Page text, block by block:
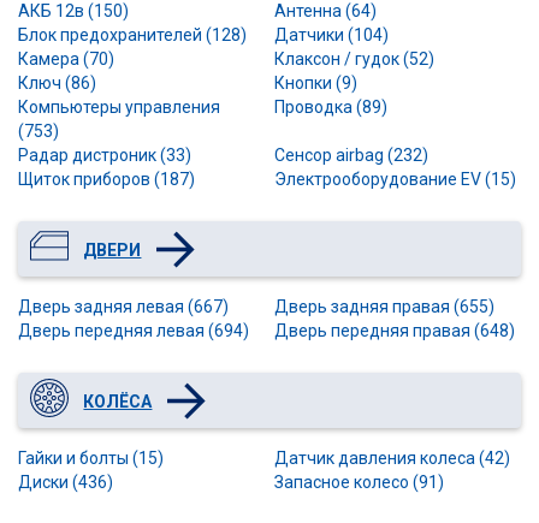
АКБ 12в (150)
Антенна (64)
Блок предохранителей (128)
Датчики (104)
Камера (70)
Клаксон / гудок (52)
Ключ (86)
Кнопки (9)
Компьютеры управления
(753)
Проводка (89)
Радар дистроник (33)
Сенсор airbag (232)
Щиток приборов (187)
Электрооборудование EV (15)
ДВЕРИ
Дверь задняя левая (667)
Дверь задняя правая (655)
Дверь передняя левая (694)
Дверь передняя правая (648)
КОЛЁСА
Гайки и болты (15)
Датчик давления колеса (42)
Диски (436)
Запасное колесо (91)